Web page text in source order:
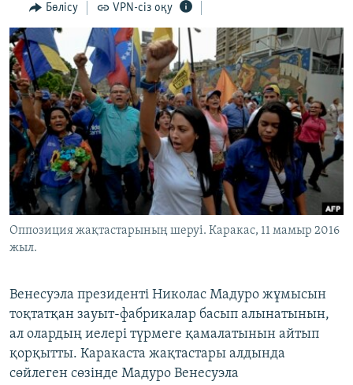
to
Search
ӘЛЕУМЕТ
ӘЛЕМ
АРНАЙЫ ЖОБАЛАР
Русский
ЖАЗЫЛЫҢЫЗ
Басқа тілдерде
Бөлісу VPN-сіз оқу
Оппозиция жақтастарының шеруі. Каракас, 11 мамыр 2016
жыл.
Венесуэла президенті Николас Мадуро жұмысын
тоқтатқан зауыт-фабрикалар басып алынатынын,
ал олардың иелері түрмеге қамалатынын айтып
қорқытты. Каракаста жақтастары алдында
сөйлеген сөзінде Мадуро Венесуэла